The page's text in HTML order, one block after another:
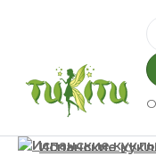
Испанские